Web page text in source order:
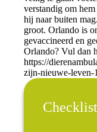
verstandig om
hij naar buiten
groot. Orlando is
gevaccineerd en
Orlando? Vul dan
https://
zijn-nieuwe-
Checklist